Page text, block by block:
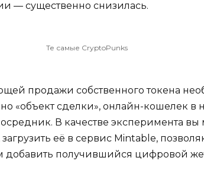
— существенно снизилась.
Те самые CryptoPunks
продажи собственного токена
«объект сделки», онлайн-кошелек в
В качестве эксперимента вы
её в сервис Mintable,
добавить получившийся цифровой